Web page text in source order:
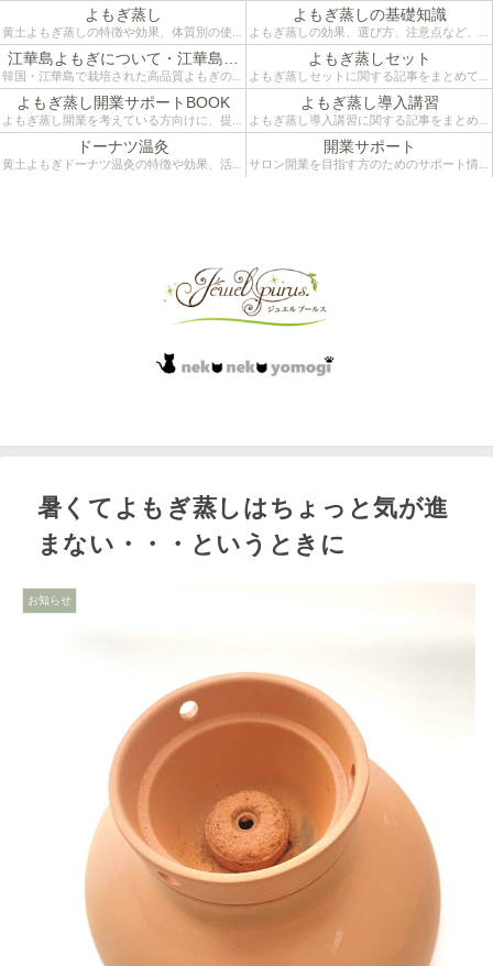
よもぎ蒸し
黄土よもぎ蒸しの特徴や効果、体質別の使い
方などをご紹介するカテゴリーです。
よもぎ蒸しの基礎知識
よもぎ蒸しの効果、選び方、注意点など、は
じめての方にも分かりやすく解説していま
す。施術者目線のリアルな情報をお届けして
います。
江華島よもぎについて・江華島ツ
アー
韓国・江華島で栽培された高品質よもぎの魅
力と、よもぎ蒸しへの活用法をまとめたカテ
ゴリーです。
よもぎ蒸しセット
よもぎ蒸しセットに関する記事をまとめてい
ます。江華島よもぎと黄土椅子を組み合わせ
た本格仕様。自宅温活やサロン導入にも役立
つ活用法をご紹介。
よもぎ蒸し開業サポートBOOK
よもぎ蒸し開業を考えている方向けに、提案
術・接客・カウンセリングなど実践的な知識
をまとめたサポートBOOKのカテゴリーで
す。
よもぎ蒸し導入講習
よもぎ蒸し導入講習に関する記事をまとめて
います。開業準備や施術導入を検討中の方に
向けて、椅子や薬草の選び方、空間づくりや
接客の工夫、導入事例をご紹介します。
ドーナツ温灸
黄土よもぎドーナツ温灸の特徴や効果、活用
開業サポート
サロン開業を目指す方のためのサポート情報
暑くてよもぎ蒸しはちょっと気が進
まない・・・というときに
お知らせ